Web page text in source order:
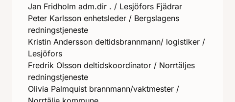
Jan Fridholm adm.dir . / Lesjöfors Fjädrar
Peter Karlsson enhetsleder / Bergslagens
redningstjeneste
Kristin Andersson deltidsbrannmann/ logistiker /
Lesjöfors
Fredrik Olsson deltidskoordinator / Norrtäljes
redningstjeneste
Olivia Palmquist brannmann/vaktmester /